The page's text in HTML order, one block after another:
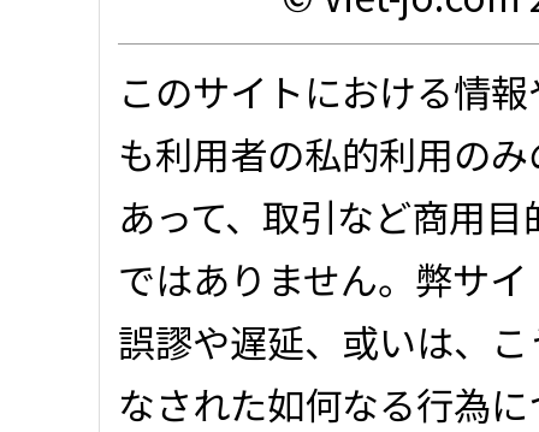
このサイトにおける情
も利用者の私的利用の
あって、取引など商用
ではありません。弊サ
誤謬や遅延、或いは、
なされた如何なる行為